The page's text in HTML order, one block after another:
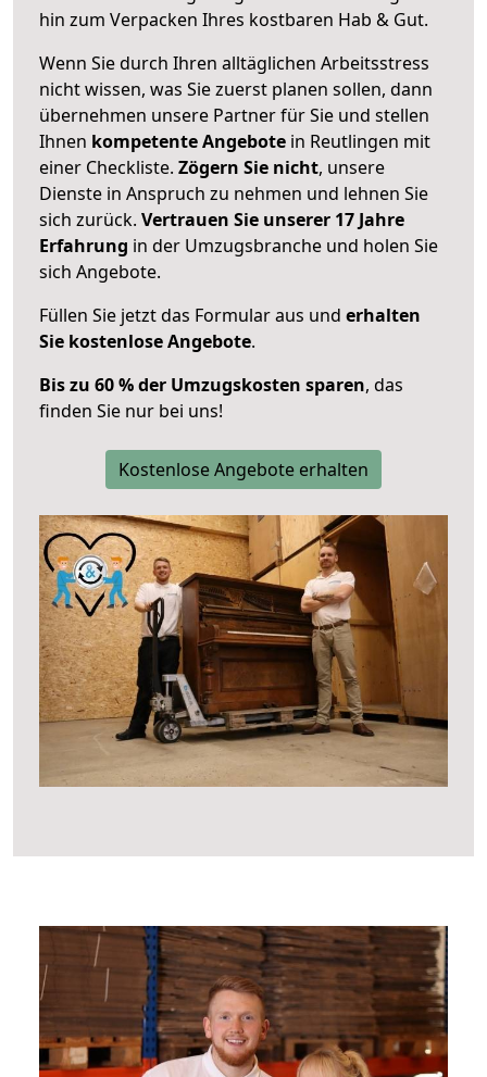
hin zum Verpacken Ihres kostbaren Hab & Gut.
Wenn Sie durch Ihren alltäglichen Arbeitsstress
nicht wissen, was Sie zuerst planen sollen, dann
übernehmen unsere Partner für Sie und stellen
Ihnen kompetente Angebote in Reutlingen mit
einer Checkliste. Zögern Sie nicht, unsere
Dienste in Anspruch zu nehmen und lehnen Sie
sich zurück. Vertrauen Sie unserer 17 Jahre
Erfahrung in der Umzugsbranche und holen Sie
sich Angebote.
Füllen Sie jetzt das Formular aus und erhalten
Sie kostenlose Angebote.
Bis zu 60 % der Umzugskosten sparen, das
finden Sie nur bei uns!
Kostenlose Angebote erhalten